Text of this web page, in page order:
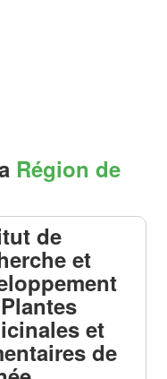
Région de
de
et
et
de